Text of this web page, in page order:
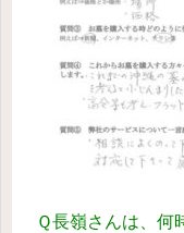
Ｑ長嶺さんは、何